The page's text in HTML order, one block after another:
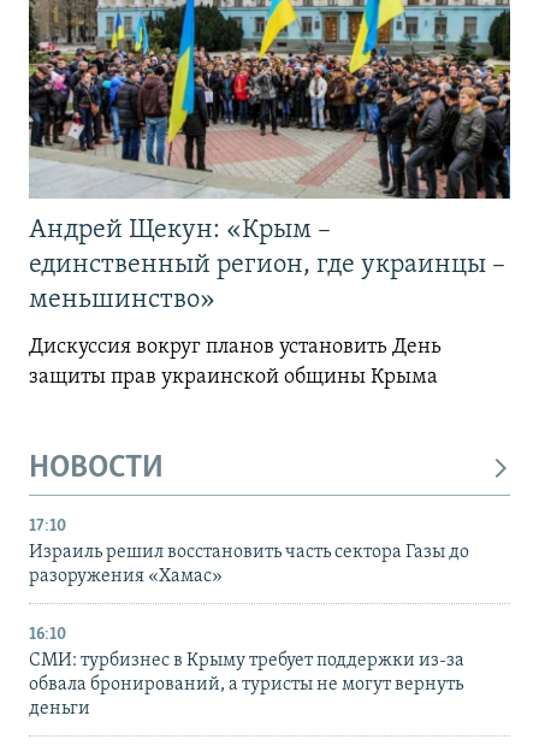
Андрей Щекун: «Крым –
единственный регион, где украинцы –
меньшинство»
Дискуссия вокруг планов установить День
защиты прав украинской общины Крыма
НОВОСТИ
17:10
Израиль решил восстановить часть сектора Газы до
разоружения «Хамас»
16:10
СМИ: турбизнес в Крыму требует поддержки из-за
обвала бронирований, а туристы не могут вернуть
деньги